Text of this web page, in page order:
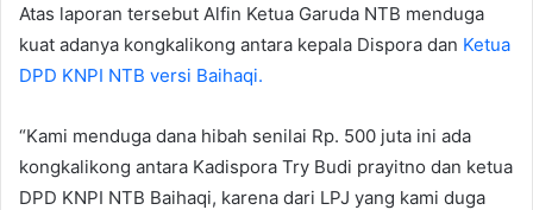
Atas laporan tersebut Alfin Ketua Garuda NTB menduga
kuat adanya kongkalikong antara kepala Dispora dan Ketua
DPD KNPI NTB versi Baihaqi.
“Kami menduga dana hibah senilai Rp. 500 juta ini ada
kongkalikong antara Kadispora Try Budi prayitno dan ketua
DPD KNPI NTB Baihaqi, karena dari LPJ yang kami duga